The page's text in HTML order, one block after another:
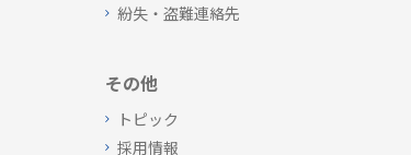
紛失・盗難連絡先
その他
トピック
採用情報